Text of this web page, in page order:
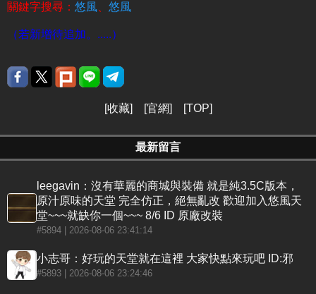
關鍵字搜尋： 悠風 悠風
（若新增待追加。.....）
[收藏] [官網] [TOP]
最新留言
leegavin：沒有華麗的商城與裝備 就是純3.5C版本，
原汁原味的天堂 完全仿正，絕無亂改 歡迎加入悠風天
堂~~~就缺你一個~~~ 8/6 ID 原廠改裝
#5894 | 2026-08-06 23:41:14
小志哥：好玩的天堂就在這裡 大家快點來玩吧 ID:邪
#5893 | 2026-08-06 23:24:46